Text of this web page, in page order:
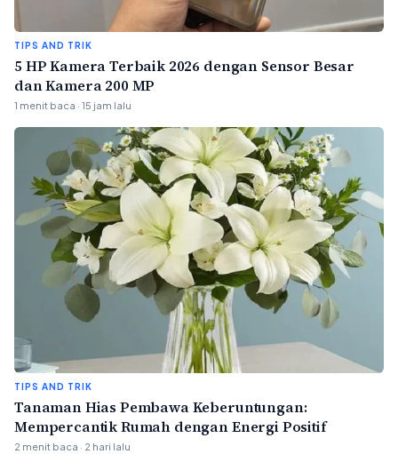
TIPS AND TRIK
5 HP Kamera Terbaik 2026 dengan Sensor Besar
dan Kamera 200 MP
1 menit baca · 15 jam lalu
TIPS AND TRIK
Tanaman Hias Pembawa Keberuntungan:
Mempercantik Rumah dengan Energi Positif
2 menit baca · 2 hari lalu